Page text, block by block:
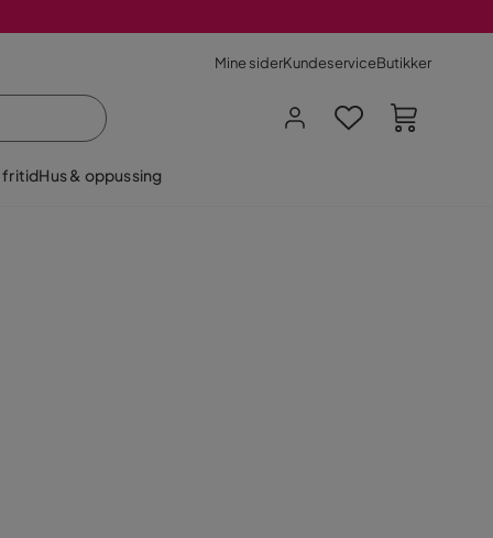
Mine siderKundeserviceButikker
fritidHus & oppussing